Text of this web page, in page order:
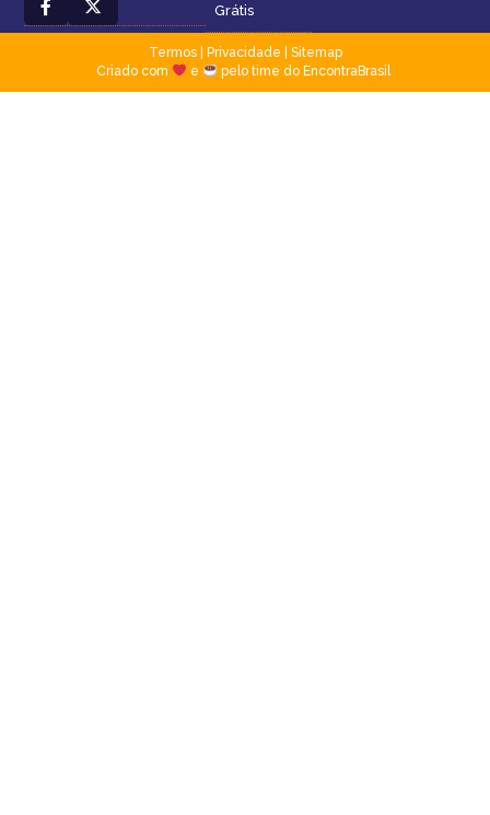
Grátis
Termos| Privacidade
Sitemap
Criado com
e pelo time do EncontraBrasil